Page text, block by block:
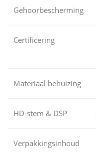
Gehoorbescherming
Certificering
Materiaal behuizing
HD-stem & DSP
Verpakkingsinhoud